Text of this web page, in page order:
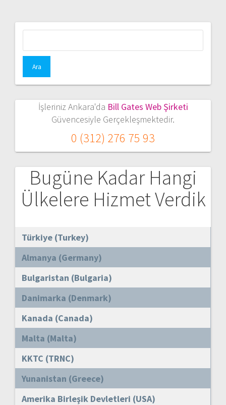
İşleriniz Ankara'da Bill Gates Web Şirketi
Güvencesiyle Gerçekleşmektedir.
0 (312) 276 75 93
Bugüne Kadar Hangi
Ülkelere Hizmet Verdik
Türkiye (Turkey)
Almanya (Germany)
Bulgaristan (Bulgaria)
Danimarka (Denmark)
Kanada (Canada)
Malta (Malta)
KKTC (TRNC)
Yunanistan (Greece)
Amerika Birleşik Devletleri (USA)